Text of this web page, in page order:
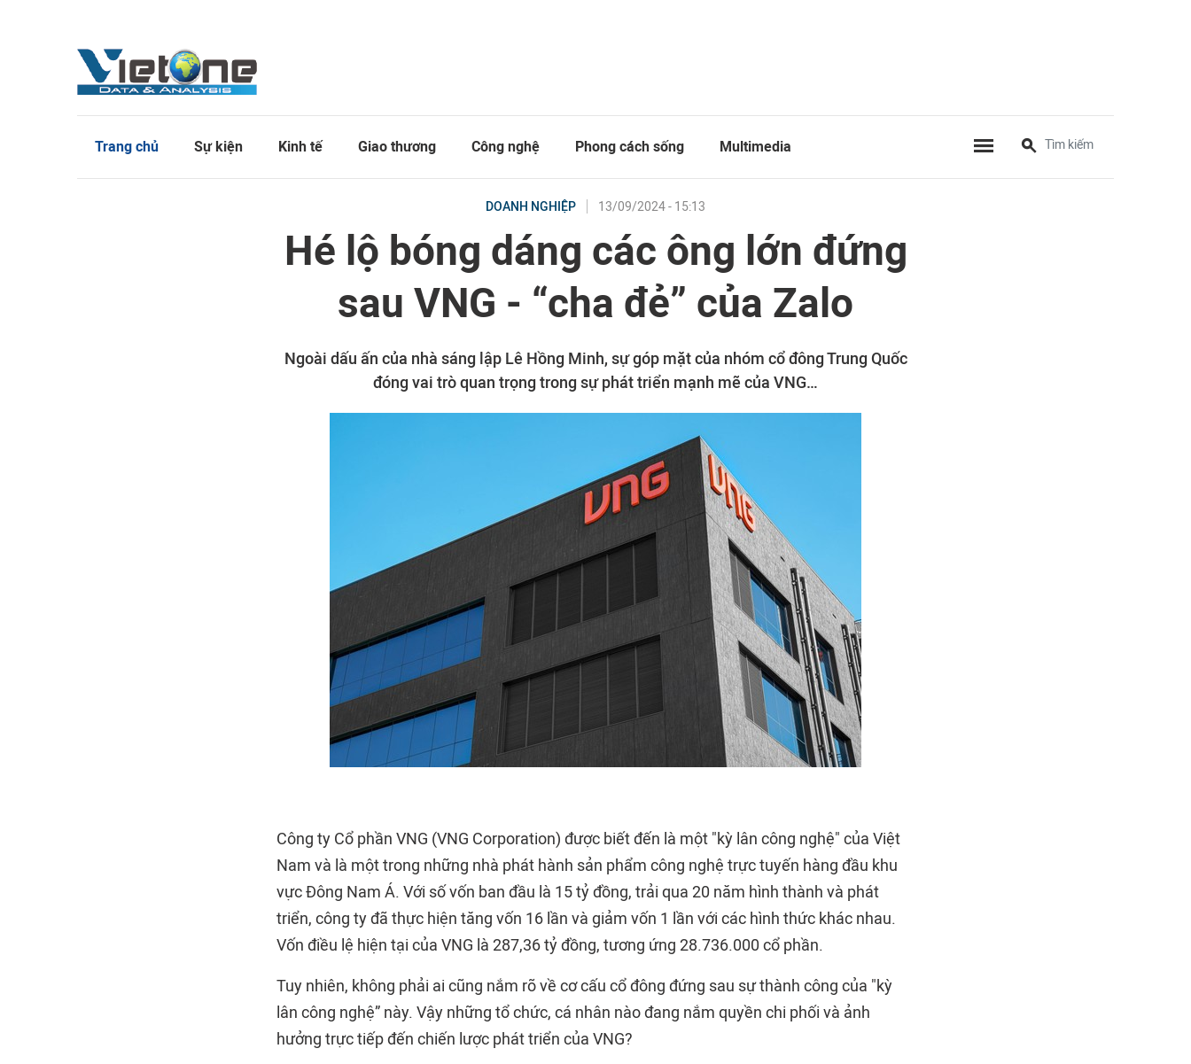
Trang chủ Sự kiện Kinh tế Giao thương Công nghệ Phong cách sống Multimedia
DOANH NGHIỆP 13/09/2024 - 15:13
Hé lộ bóng dáng các ông lớn đứng
sau VNG - “cha đẻ” của Zalo
Ngoài dấu ấn của nhà sáng lập Lê Hồng Minh, sự góp mặt của nhóm cổ đông Trung Quốc
đóng vai trò quan trọng trong sự phát triển mạnh mẽ của VNG…
Công ty Cổ phần VNG (VNG Corporation) được biết đến là một "kỳ lân công nghệ" của Việt
Nam và là một trong những nhà phát hành sản phẩm công nghệ trực tuyến hàng đầu khu
vực Đông Nam Á. Với số vốn ban đầu là 15 tỷ đồng, trải qua 20 năm hình thành và phát
triển, công ty đã thực hiện tăng vốn 16 lần và giảm vốn 1 lần với các hình thức khác nhau.
Vốn điều lệ hiện tại của VNG là 287,36 tỷ đồng, tương ứng 28.736.000 cổ phần.
Tuy nhiên, không phải ai cũng nắm rõ về cơ cấu cổ đông đứng sau sự thành công của "kỳ
lân công nghệ” này. Vậy những tổ chức, cá nhân nào đang nắm quyền chi phối và ảnh
hưởng trực tiếp đến chiến lược phát triển của VNG?